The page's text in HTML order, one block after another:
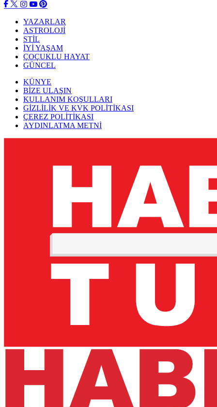
YAZARLAR
ASTROLOJİ
STİL
İYİ YAŞAM
ÇOÇUKLU HAYAT
GÜNCEL
KÜNYE
BİZE ULAŞIN
KULLANIM KOŞULLARI
GİZLİLİK VE KVK POLİTİKASI
ÇEREZ POLİTİKASI
AYDINLATMA METNİ